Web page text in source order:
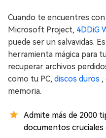
Cuando te encuentres
Microsoft Project, 4DDiG
puede ser un salvavidas.
herramienta mágica para
recuperar archivos
como tu PC, discos duros ,
memoria.
Admite más de 2000
documentos